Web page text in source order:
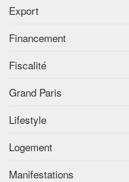
Export
Financement
Fiscalité
Grand Paris
Lifestyle
Logement
Manifestations